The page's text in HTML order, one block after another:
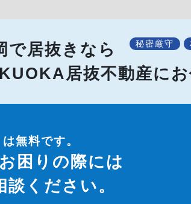
で居抜きなら
居抜不動産にお
秘密厳守
無料です。
困りの際には
ください。